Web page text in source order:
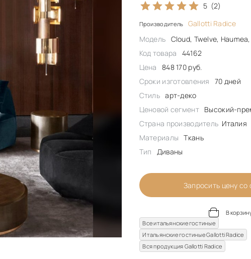
5 (2)
Производитель
Gallotti Radice
Модель Cloud, Twelve,
Код товара
44162
Цена
848 170 руб.
Сроки изготовления
70 дней
Стиль арт-деко
Ценовой сегмент Высокий-
Страна производитель Италия
Материалы
Ткань
Тип
Диваны
Запросить цену со
В
Все итальянские гостиные
Итальянские гостиные Gallotti Radice
Вся продукция Gallotti Radice